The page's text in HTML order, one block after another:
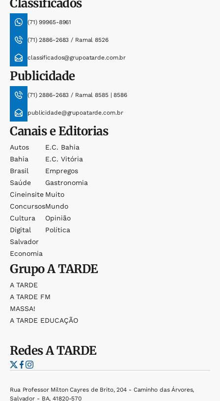
(71) 99965-8961
(71) 2886-2683 / Ramal 8526
classificados@grupoatarde.com.br
Publicidade
(71) 2886-2683 / Ramal 8585 | 8586
publicidade@grupoatarde.com.br
Canais e Editorias
Autos
Bahia
Brasil
Saúde
Cineinsite
Concursos
Cultura
Digital
Salvador
Economia
E.c. Bahia
E.c. Vitória
Empregos
Gastronomia
Muito
Mundo
Opinião
Política
GrupoA TARDE
A TARDE
A TARDE FM
MASSA!
A TARDE EDUCAÇÃO
RedesA TARDE
Rua Professor Milton Cayres de Brito, 204 - Caminho das Árvores,
Salvador - BA, 41820-570